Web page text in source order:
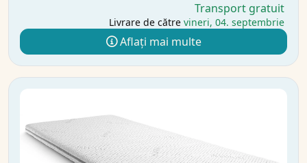
Transport gratuit
Livrare de către vineri, 04. septembrie
Aflați mai multe